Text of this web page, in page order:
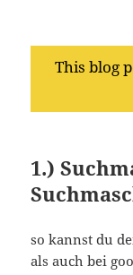
This blog
1.)
so kannst du
als auch bei